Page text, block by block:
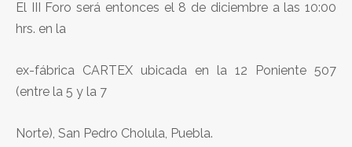
El III Foro será entonces el 8 de diciembre a las 10:00
hrs. en la
ex-fábrica CARTEX ubicada en la 12 Poniente 507
(entre la 5 y la 7
Norte), San Pedro Cholula, Puebla.